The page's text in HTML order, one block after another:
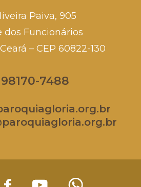
Paiva, 905
dos Funcionários
– CEP 60822-130
98170-7488